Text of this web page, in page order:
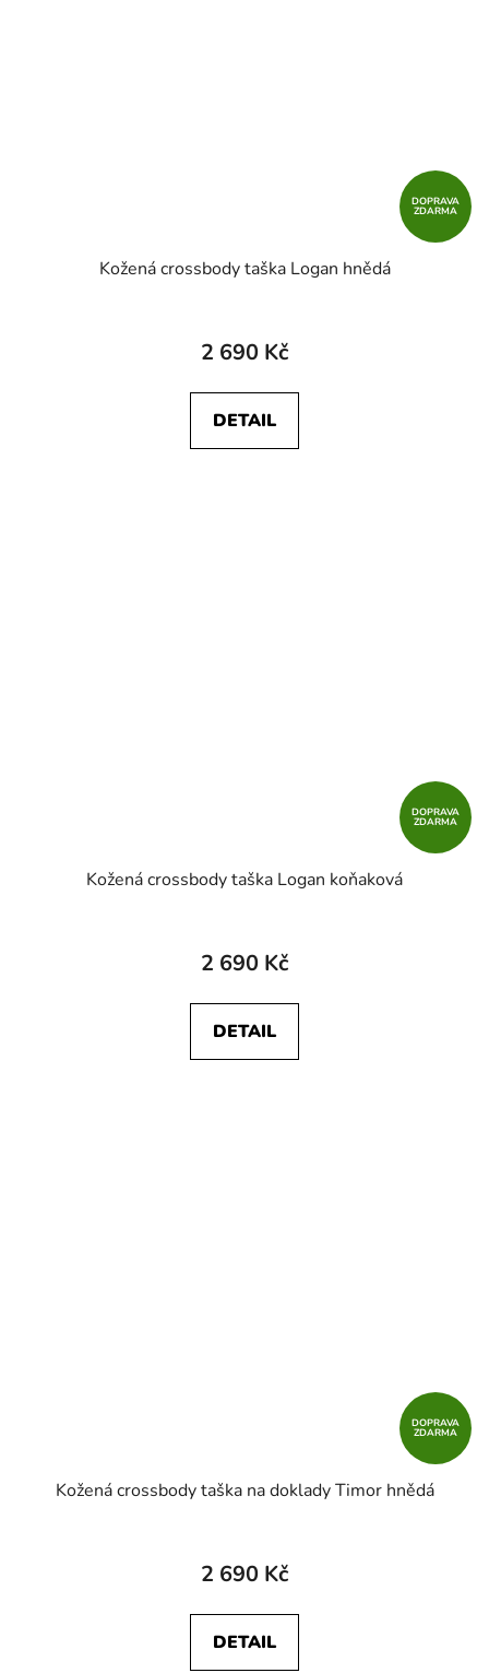
DOPRAVA
ZDARMA
Kožená crossbody taška Logan hnědá
2 690 Kč
DETAIL
DOPRAVA
ZDARMA
Kožená crossbody taška Logan koňaková
2 690 Kč
DETAIL
DOPRAVA
ZDARMA
Kožená crossbody taška na doklady Timor hnědá
2 690 Kč
DETAIL